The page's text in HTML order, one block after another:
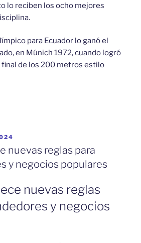
lo reciben los ocho mejores
para Ecuador lo ganó el
en Múnich 1972, cuando logró
final de los 200 metros estilo
nuevas reglas para
y negocios populares
nuevas reglas
y negocios